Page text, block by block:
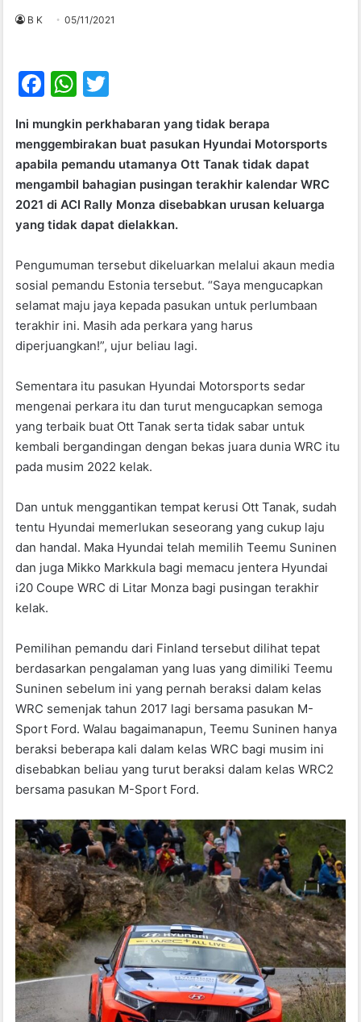
B K 05/11/2021
F
c
e
b
o
o
k
W
at
s
A
p
p
itt
er
Ini mungkin perkhabaran yang tidak berapa
menggembirakan buat pasukan Hyundai Motorsports
apabila pemandu utamanya Ott Tanak tidak dapat
mengambil bahagian pusingan terakhir kalendar WRC
2021 di ACI Rally Monza disebabkan urusan keluarga
yang tidak dapat dielakkan.
Pengumuman tersebut dikeluarkan melalui akaun media
sosial pemandu Estonia tersebut. “Saya mengucapkan
selamat maju jaya kepada pasukan untuk perlumbaan
terakhir ini. Masih ada perkara yang harus
diperjuangkan!”, ujur beliau lagi.
Sementara itu pasukan Hyundai Motorsports sedar
mengenai perkara itu dan turut mengucapkan semoga
yang terbaik buat Ott Tanak serta tidak sabar untuk
kembali bergandingan dengan bekas juara dunia WRC itu
pada musim 2022 kelak.
Dan untuk menggantikan tempat kerusi Ott Tanak, sudah
tentu Hyundai memerlukan seseorang yang cukup laju
dan handal. Maka Hyundai telah memilih Teemu Suninen
dan juga Mikko Markkula bagi memacu jentera Hyundai
i20 Coupe WRC di Litar Monza bagi pusingan terakhir
kelak.
Pemilihan pemandu dari Finland tersebut dilihat tepat
berdasarkan pengalaman yang luas yang dimiliki Teemu
Suninen sebelum ini yang pernah beraksi dalam kelas
WRC semenjak tahun 2017 lagi bersama pasukan M-
Sport Ford. Walau bagaimanapun, Teemu Suninen hanya
beraksi beberapa kali dalam kelas WRC bagi musim ini
disebabkan beliau yang turut beraksi dalam kelas WRC2
bersama pasukan M-Sport Ford.